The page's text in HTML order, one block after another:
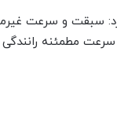
سبقت و سرعت
سرعت مطمئنه